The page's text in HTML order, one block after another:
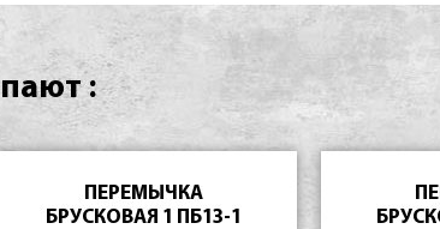
:
ПЕРЕМЫЧКА
БРУСКОВАЯ 1 ПБ13-1